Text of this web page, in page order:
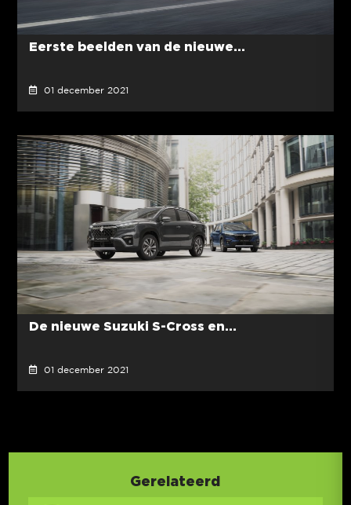
Eerste beelden van de nieuwe...
01 december 2021
De nieuwe Suzuki S-Cross en...
01 december 2021
Gerelateerd